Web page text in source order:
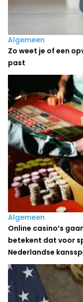
Algemeen
Zo weet je of een
past
Algemeen
Online casino’s
betekent dat voor
Nederlandse